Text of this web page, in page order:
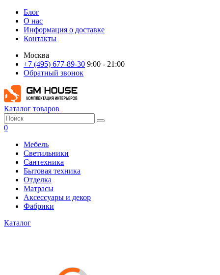
Блог
О нас
Информация о доставке
Контакты
Москва
+7 (495) 677-89-30 9:00 - 21:00
Обратный звонок
Каталог товаров
0
Мебель
Светильники
Сантехника
Бытовая техника
Отделка
Матрасы
Аксессуары и декор
Фабрики
Каталог